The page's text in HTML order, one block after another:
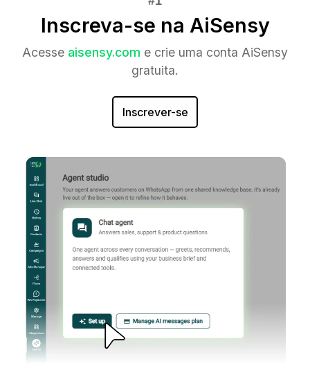
Inscreva-se na AiSensy
Acesse aisensy.com e crie uma conta AiSensy
gratuita.
Inscrever-se